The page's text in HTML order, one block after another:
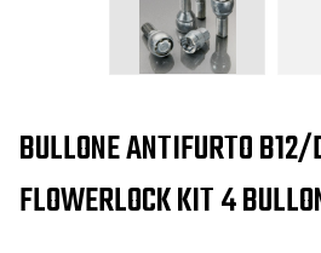
BULLONE ANTIFURTO
FLOWERLOCK KIT 4